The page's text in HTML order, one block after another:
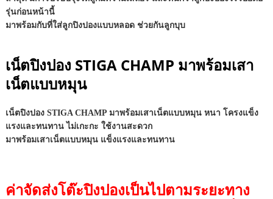
รุ่นก่อนหน้านี้
มาพร้อมกับที่ใส่ลูกปิงปองแบบหลอด ช่วยกันลูกบุบ
เน็ตปิงปอง STIGA CHAMP มาพร้อมเสา
เน็ตแบบหมุน
เน็ตปิงปอง STIGA CHAMP มาพร้อมเสาเน็ตแบบหมุน หนา โครงแข็ง
แรงและทนทาน ไม่เกะกะ ใช้งานสะดวก
มาพร้อมเสาเน็ตแบบหมุน แข็งแรงและทนทาน
ค่าจัดส่งโต๊ะปิงปองเป็นไปตามระยะทาง